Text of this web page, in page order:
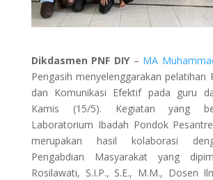
Dikdasmen PNF DIY– MA
Pengasih menyelenggarakan pelatihan
dan Komunikasi Efektif pada guru
Kamis (15/5). Kegiatan yang
Laboratorium Ibadah Pondok
merupakan hasil kolaborasi
Pengabdian Masyarakat yang
Rosilawati, S.I.P., S.E., M.M., Dosen